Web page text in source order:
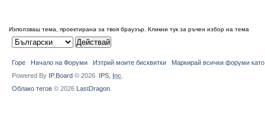
Използваш тема, проектирана за твоя браузър. Кликни тук за ръчен избор на тема
Горе Начало на Форуми Изтрий моите бисквитки
Маркирай всички форуми
Powered By IP.Board © 2026 IPS, Inc
Облако тегов © 2026 LastDragon